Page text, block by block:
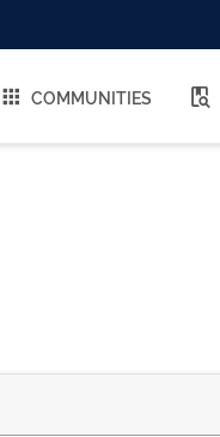
COMMUNITIES